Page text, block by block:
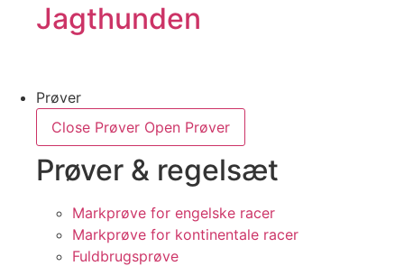
Jagthunden
Prøver
Close Prøver Open Prøver
Prøver & regelsæt
Markprøve for engelske racer
Markprøve for kontinentale racer
Fuldbrugsprøve